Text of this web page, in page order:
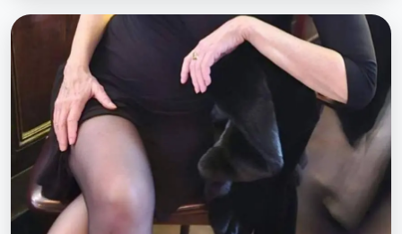
créative ou improviser une virée au Café de la Gare,
je suis celle qu’il te faut.